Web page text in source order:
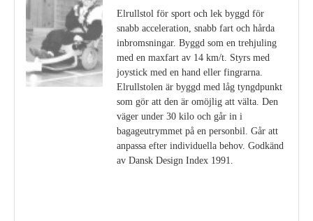
Elrullstol för sport och lek byggd för
snabb acceleration, snabb fart och hårda
inbromsningar. Byggd som en trehjuling
med en maxfart av 14 km/t. Styrs med
joystick med en hand eller fingrarna.
Elrullstolen är byggd med låg tyngdpunkt
som gör att den är omöjlig att välta. Den
väger under 30 kilo och går in i
bagageutrymmet på en personbil. Går att
anpassa efter individuella behov. Godkänd
av Dansk Design Index 1991.